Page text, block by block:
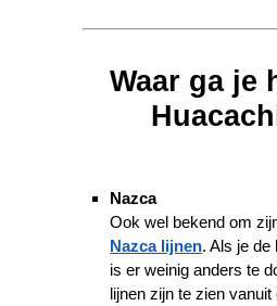
Waar ga je
Nazca
Ook wel bekend om
Nazca lijnen. Als je de
is er weinig anders te
lijnen zijn te zien vanuit